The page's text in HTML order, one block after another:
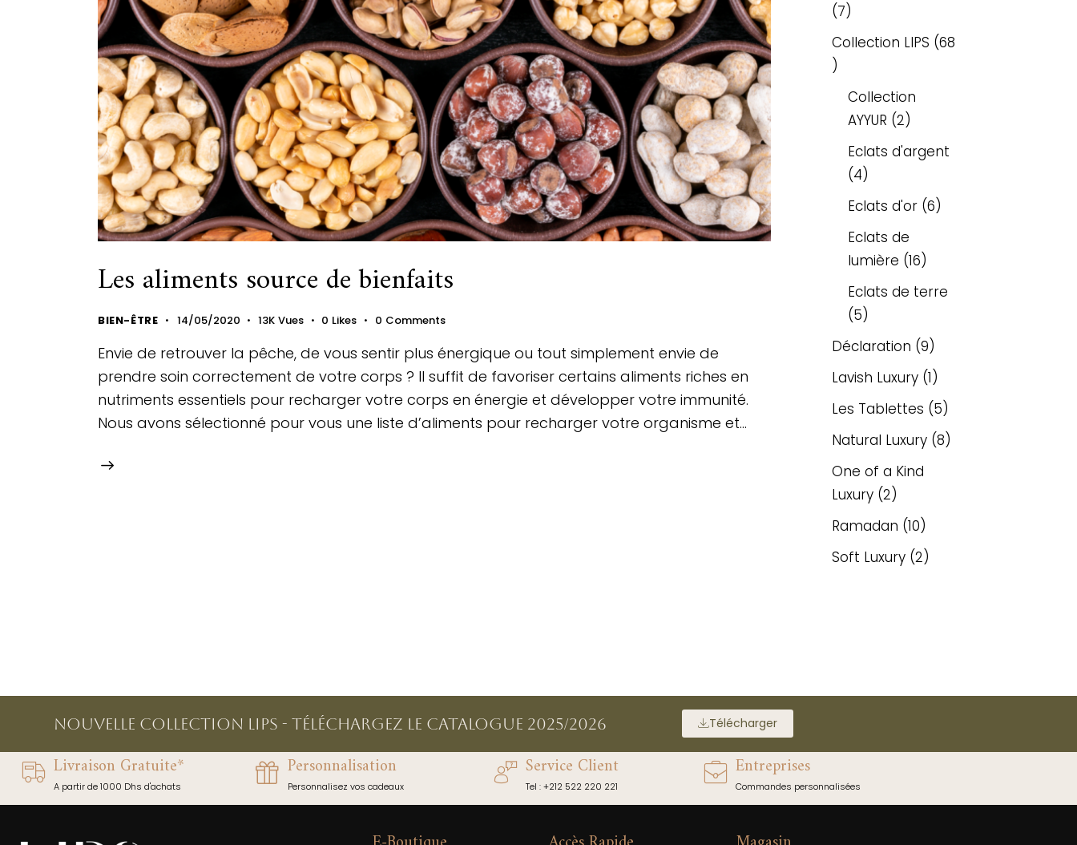
Les aliments source de bienfaits
BIEN-ÊTRE 14/05/2020 13K Vues 0 Likes 0 Comments
Envie de retrouver la pêche, de vous sentir plus énergique ou tout simplement envie de
prendre soin correctement de votre corps ? Il suffit de favoriser certains aliments riches en
nutriments essentiels pour recharger votre corps en énergie et développer votre immunité.
Nous avons sélectionné pour vous une liste d’aliments pour recharger votre organisme et…
7
Collection LIPS 68
Collection
AYYUR 2
Eclats d'argent
4
Eclats d'or 6
Eclats de
lumière 16
Eclats de terre
5
Déclaration 9
Lavish Luxury 1
Les Tablettes 5
Natural Luxury 8
One of a Kind
Luxury 2
Ramadan 10
Soft Luxury 2
NOUVELLE COLLECTION LIPS - Téléchargez le catalogue 2025/2026 Télécharger
Livraison Gratuite*
A partir de 1000 Dhs d'achats
Personnalisation
Personnalisez vos cadeaux
Service Client
Tel : +212 522 220 221
Entreprises
Commandes personnalisées